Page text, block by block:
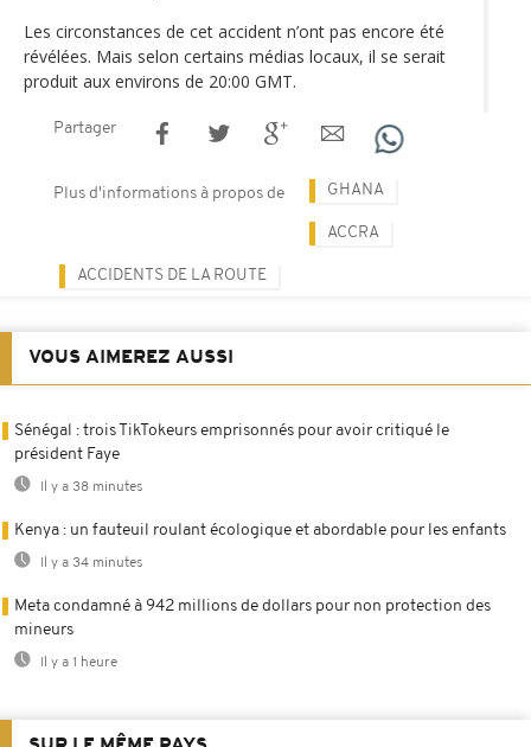
Les circonstances de cet accident n’ont pas encore été
révélées. Mais selon certains médias locaux, il se serait
produit aux environs de 20:00 GMT.
Partager
Plus d'informations à propos de GHANA
ACCRA
ACCIDENTS DE LA ROUTE
VOUS AIMEREZ AUSSI
Sénégal : trois TikTokeurs emprisonnés pour avoir critiqué le
président Faye
Il y a 38 minutes
Kenya : un fauteuil roulant écologique et abordable pour les enfants
Il y a 34 minutes
Meta condamné à 942 millions de dollars pour non protection des
mineurs
Il y a 1 heure